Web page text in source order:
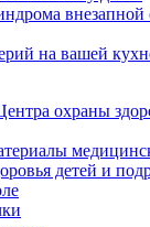
внезапной
на вашей
охраны
детей и